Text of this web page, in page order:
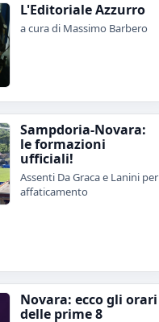
L'Editoriale Azzurro
a cura di Massimo Barbero
Sampdoria-Novara:
le formazioni
ufficiali!
Assenti Da Graca e Lanini per
affaticamento
Novara: ecco gli orari
delle prime 8